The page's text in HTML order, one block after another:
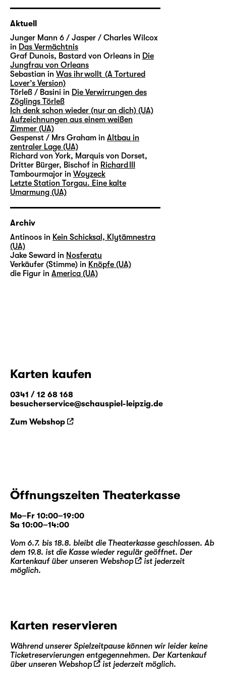
Aktuell
Junger Mann 6 / Jasper / Charles Wilcox
in Das Vermächtnis
Graf Dunois, Bastard von Orleans in Die
Jungfrau von Orleans
Sebastian in Was ihr wollt (A Tortured
Lover’s Version)
Törleß / Basini in Die Verwirrungen des
Zöglings Törleß
Ich denk schon wieder (nur an dich) (UA)
Aufzeichnungen aus einem weißen
Zimmer (UA)
Gespenst / Mrs Graham in Altbau in
zentraler Lage (UA)
Richard von York, Marquis von Dorset,
Dritter Bürger, Bischof in Richard III
Tambourmajor in Woyzeck
Letzte Station Torgau. Eine kalte
Umarmung (UA)
Archiv
Antinoos in Kein Schicksal, Klytämnestra
(UA)
Jake Seward in Nosferatu
Verkäufer (Stimme) in Knöpfe (UA)
die Figur in America (UA)
Karten kaufen
0341 / 12 68 168
besucherservice@schauspiel-leipzig.de
Zum Webshop
Öffnungszeiten Theaterkasse
Mo–Fr 10:00–19:00
Sa 10:00–14:00
Vom 6.7. bis 18.8. bleibt die Theaterkasse geschlossen. Ab
dem 19.8. ist die Kasse wieder regulär geöffnet. Der
Kartenkauf über unseren Webshop
ist jederzeit
möglich.
Karten reservieren
Während unserer Spielzeitpause können wir leider keine
Ticketreservierungen entgegennehmen. Der Kartenkauf
über unseren Webshop ist jederzeit möglich.